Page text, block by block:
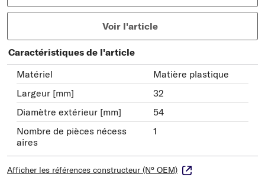
Voir l'article
Caractéristiques de l'article
Matériel
Matière plastique
Largeur [mm]
32
Diamètre extérieur [mm]
54
Nombre de pièces nécess
aires
1
Afficher les références constructeur (N° OEM)